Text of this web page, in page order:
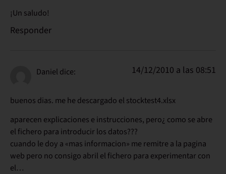
¡Un saludo!
Responder
Daniel dice: 14/12/2010 a las 08:51
buenos dias. me he descargado el stocktest4.xlsx
aparecen explicaciones e instrucciones, pero¿ como se abre
el fichero para introducir los datos???
cuando le doy a «mas informacion» me remitre a la pagina
web pero no consigo abril el fichero para experimentar con
el…